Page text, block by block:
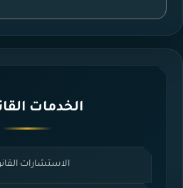
الخدمات
الاستشارات